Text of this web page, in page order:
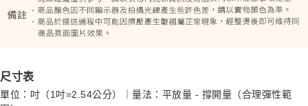
尺寸表
單位：吋（1吋=2.54公分）｜量法：平放量 - 撐開量（合理彈性範